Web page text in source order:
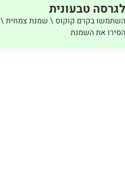
לגרסה טבעונית
השתמשו בקרם קוקוס \ שמנת צמחית \
הסירו את השמנת